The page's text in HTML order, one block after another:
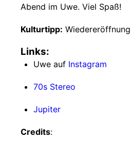
Abend im Uwe. Viel Spaß!
Kulturtipp: Wiedereröffnung
Links:
Uwe auf Instagram
70s Stereo
Jupiter
Credits: